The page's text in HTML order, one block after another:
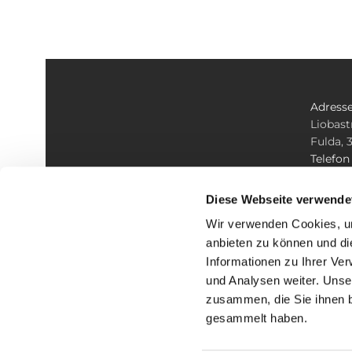
Diese Webseite
Wir verwenden Cookies,
anbieten zu können und
Informationen zu Ihrer
und Analysen weiter.
zusammen, die Sie ihnen
gesammelt haben.
Fulda,
Telefon
E-mail